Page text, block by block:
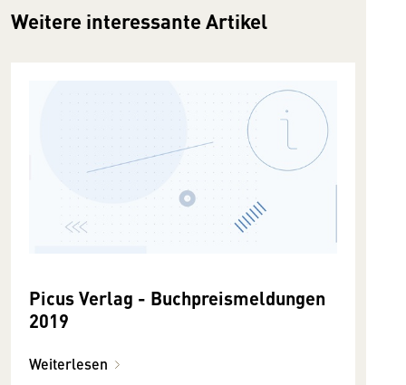
Weitere interessante Artikel
Picus Verlag - Buchpreismeldungen
2019
Weiterlesen